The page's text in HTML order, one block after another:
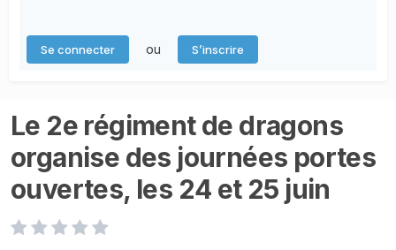
Se connecter ou S’inscrire
Le 2e régiment de dragons
organise des journées portes
ouvertes, les 24 et 25 juin